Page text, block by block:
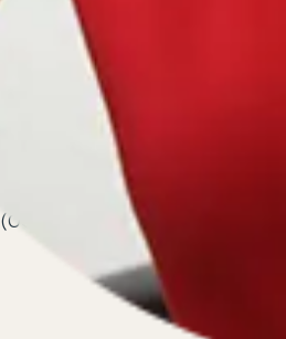
(ООО ЭЛКОМ, ИНН 6670334641,